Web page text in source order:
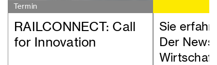
Termin
RAILCONNECT: Call
for Innovation
Sie
Der